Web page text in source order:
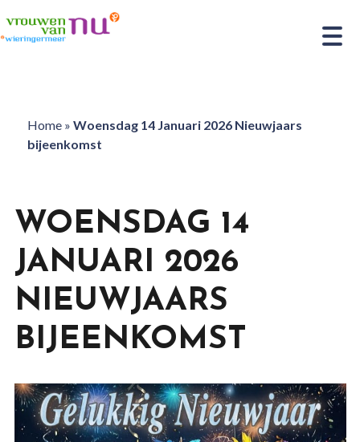
Home» Woensdag 14 Januari 2026 Nieuwjaars
bijeenkomst
WOENSDAG 14
JANUARI 2026
NIEUWJAARS
BIJEENKOMST